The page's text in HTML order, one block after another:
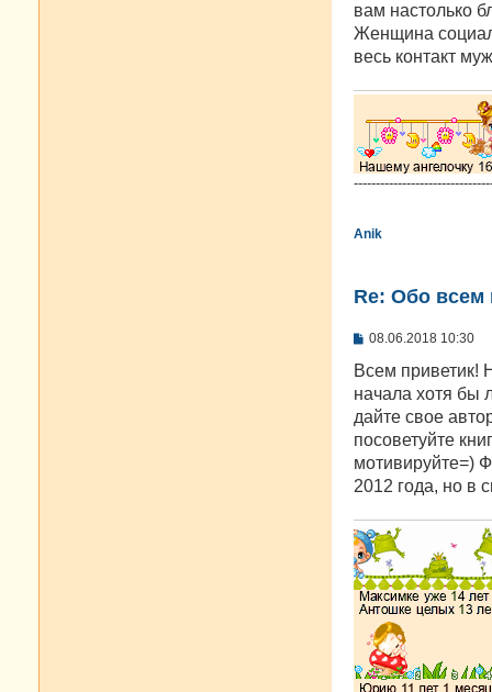
и
е
вам настолько
Женщина
весь контакт
Anik
Re: Oбо всем
С
о
щ
е
и
е
08.06.2018 10:30
Всем приветик!
начала хотя бы
дайте свое
посоветуйте
мотивируйте=)
2012 года, но в